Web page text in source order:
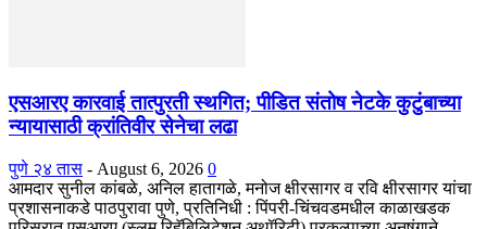
एसआरए कारवाई तात्पुरती स्थगित; पीडित संतोष नेटके कुटुंबाच्या
न्यायासाठी क्रांतिवीर सेनेचा लढा
पुणे २४ तास - August 6, 2026 0
आमदार सुनील कांबळे, अनिल हातागळे, मनोज क्षीरसागर व रवि क्षीरसागर यांचा
प्रशासनाकडे पाठपुरावा पुणे, प्रतिनिधी : पिंपरी-चिंचवडमधील काळाखडक